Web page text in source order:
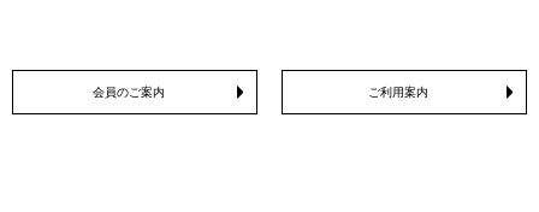
会員のご案内 ご利用案内